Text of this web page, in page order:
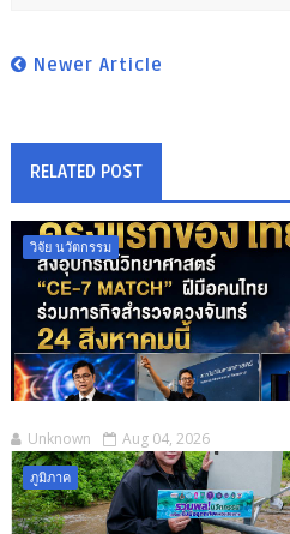
Newer Article
RELATED POST
วิจัย นวัตกรรม
Unknown Aug 04, 2026
ภูมิภาค